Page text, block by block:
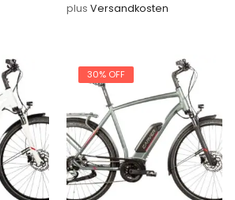
plus Versandkosten
30% OFF